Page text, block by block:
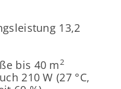
13,2
bis 40 m2
210 W (27 °C,